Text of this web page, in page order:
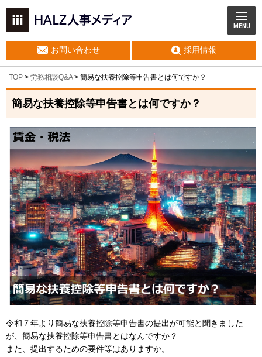
MENU
お問い合わせ 採用情報
TOP > 労務相談Q&A> 簡易な扶養控除等申告書とは何ですか？
簡易な扶養控除等申告書とは何ですか？
令和７年より簡易な扶養控除等申告書の提出が可能と聞きました
が、簡易な扶養控除等申告書とはなんですか？
また、提出するための要件等はありますか。